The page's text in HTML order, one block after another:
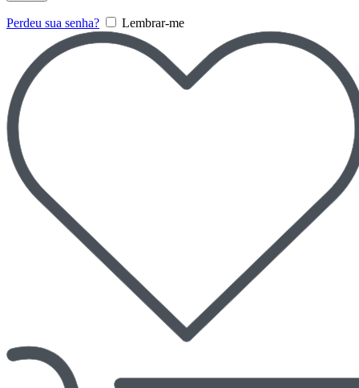
Perdeu sua senha? Lembrar-me